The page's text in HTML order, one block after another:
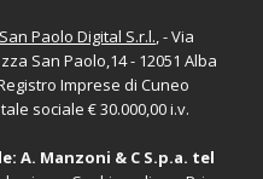
San Paolo Digital S.r.l., - Via
San Paolo,14 - 12051 Alba
Imprese di Cuneo
sociale € 30.000,00 i.v.
A. Manzoni & C S.p.a. tel